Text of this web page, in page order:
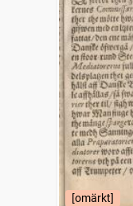
[omärkt]